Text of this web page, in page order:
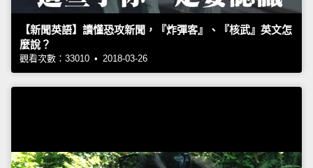
【新聞英語】讀懂恐攻新聞，『炸彈客』、『核武』英文怎
麼說？
觀看次數：33010 • 2018-03-26